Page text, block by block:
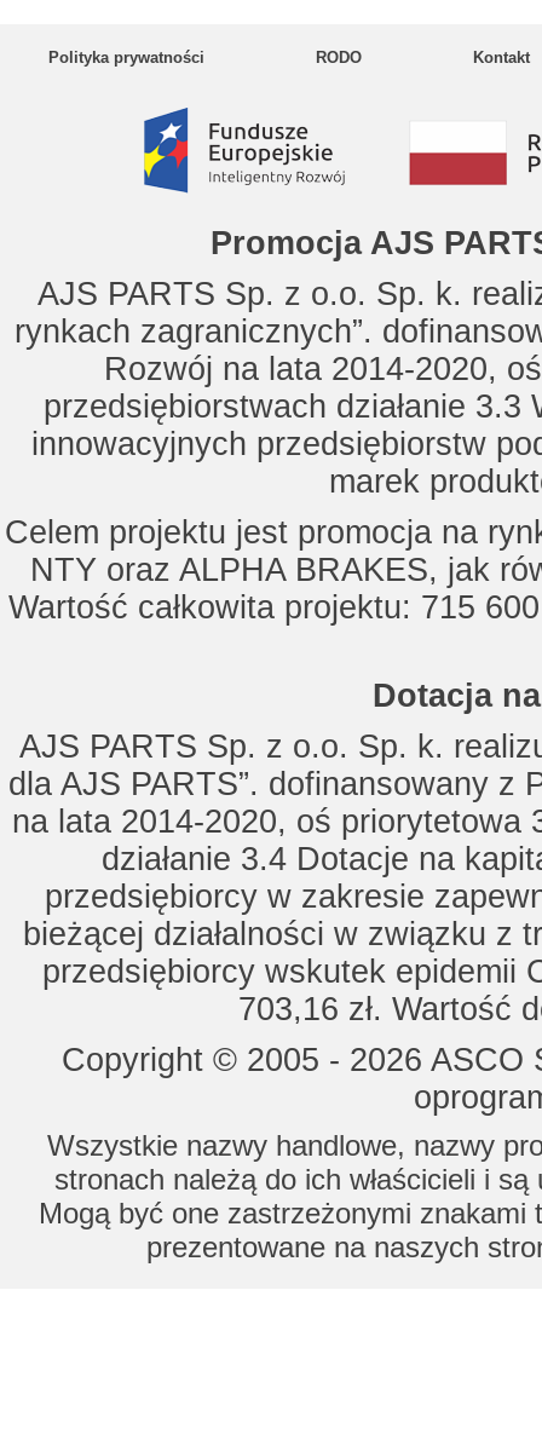
Polityka prywatności RODO Kontakt
Promocja AJS
AJS PARTS Sp. z o.o. Sp. k.
rynkach zagranicznych”.
Rozwój na lata 2014-2020,
przedsiębiorstwach działanie
innowacyjnych przedsiębiorstw
marek
Celem projektu jest promocja na
NTY oraz ALPHA BRAKES, jak
Wartość całkowita projektu: 715
Dotacja
AJS PARTS Sp. z o.o. Sp. k.
dla AJS PARTS”. dofinansowany z
na lata 2014-2020, oś priorytetowa
działanie 3.4 Dotacje na
przedsiębiorcy w zakresie
bieżącej działalności w związku z
przedsiębiorcy wskutek epidemii
703,16 zł. Wartość
Copyright © 2005 - 2026
Wszystkie nazwy handlowe, nazwy
stronach należą do ich właścicieli i
Mogą być one zastrzeżonymi znakami
prezentowane na naszych